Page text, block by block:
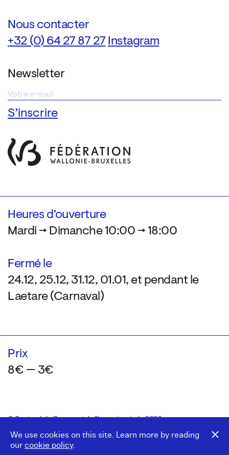
We use cookies on this site. Learn more by reading
our cookie policy.
Nous contacter
+32 (0) 64 27 87 27 Instagram
Newsletter
Heures d’ouverture
Mardi → Dimanche 10:00 → 18:00
Fermé le
24.12, 25.12, 31.12, 01.01, et pendant le
Laetare (Carnaval)
Prix
8€ — 3€
© Centre de la Gravure et de l’Image imprimée 2026
Colophon
Design:Marcel Kaczmarek, code:8080.studio